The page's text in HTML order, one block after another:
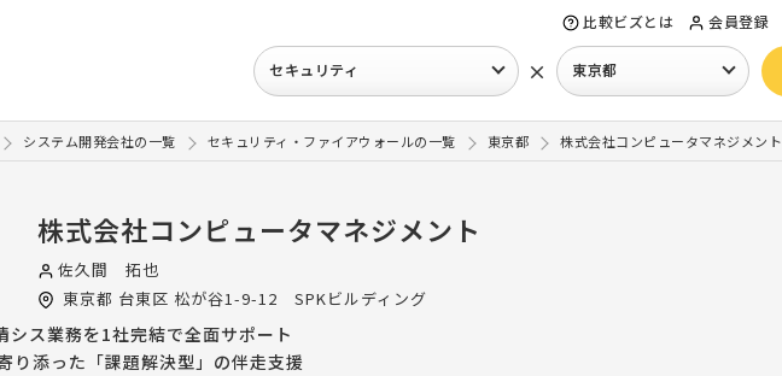
比較ビズとは 会員登録
セキュリティ × 東京都
システム開発会社の一覧 セキュリティ・ファイアウォールの一覧 東京都 株式会社コンピュータマネジメント
株式会社コンピュータマネジメント
佐久間 拓也
東京都 台東区 松が谷1-9-12 SPKビルディング
シス業務を1社完結で全面サポート
り添った「課題解決型」の伴走支援